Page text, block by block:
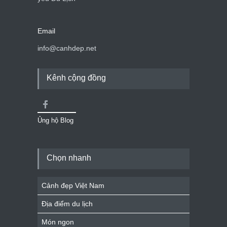
Email
info@canhdep.net
Kênh cộng đồng
Ủng hộ Blog
Chọn nhanh
Cảnh đẹp Việt Nam
Địa điểm du lịch
Món ngon